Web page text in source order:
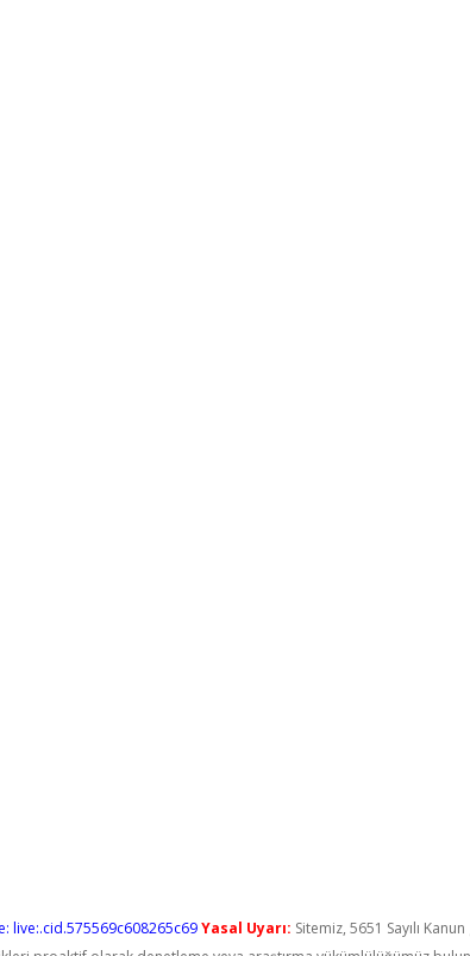
live:.cid.575569c608265c69 Yasal Uyarı: Sitemiz, 5651 Sayılı